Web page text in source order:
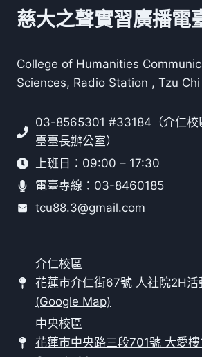
慈大之聲實習廣播電
College of Humanities
Sciences, Radio Station , Tzu
03-8565301 #33184（介仁校
臺臺長辦公室）
上班日：09:00 – 17:30
電臺專線：03-8460185
tcu88.3@gmail.com
介仁校區
花蓮市介仁街67號 人社院2H活
(Google Map)
中央校區
花蓮市中央路三段701號 大愛